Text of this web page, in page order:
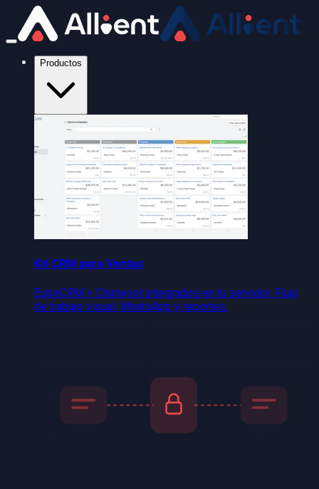
Productos
Kit CRM para Ventas
EspoCRM + Chatwoot integrados en tu servidor. Flujo
de trabajo visual, WhatsApp y reportes.